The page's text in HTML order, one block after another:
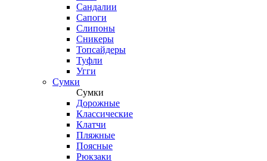
Сандалии
Сапоги
Слипоны
Сникеры
Топсайдеры
Туфли
Угги
Сумки
Сумки
Дорожные
Классические
Клатчи
Пляжные
Поясные
Рюкзаки